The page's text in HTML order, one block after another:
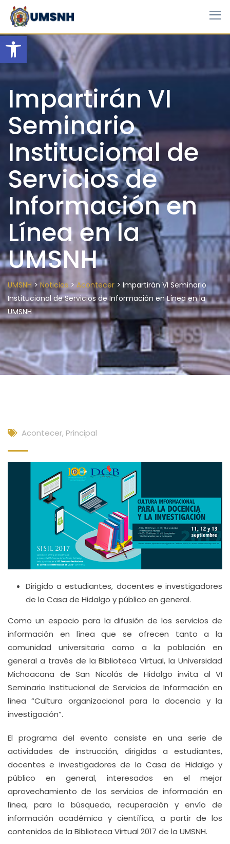
Open toolbar
Skip
content
Impartirán VI
Seminario
Institucional de
Servicios de
Información en
Línea en la
UMSNH
UMSNH> Noticias > Acontecer > Impartirán VI Seminario
Institucional de Servicios de Información en Línea en la
UMSNH
Acontecer, Principal
Dirigido a estudiantes, docentes e investigadores
de la Casa de Hidalgo y público en general.
Como un espacio para la difusión de los servicios de
información en línea que se ofrecen tanto a la
comunidad universitaria como a la población en
general a través de la Biblioteca Virtual, la Universidad
Michoacana de San Nicolás de Hidalgo invita al VI
Seminario Institucional de Servicios de Información en
línea “Cultura organizacional para la docencia y la
investigación”.
El programa del evento consiste en una serie de
actividades de instrucción, dirigidas a estudiantes,
docentes e investigadores de la Casa de Hidalgo y
público en general, interesados en el mejor
aprovechamiento de los servicios de información en
línea, para la búsqueda, recuperación y envío de
información académica y científica, a partir de los
contenidos de la Biblioteca Virtual 2017 de la UMSNH.